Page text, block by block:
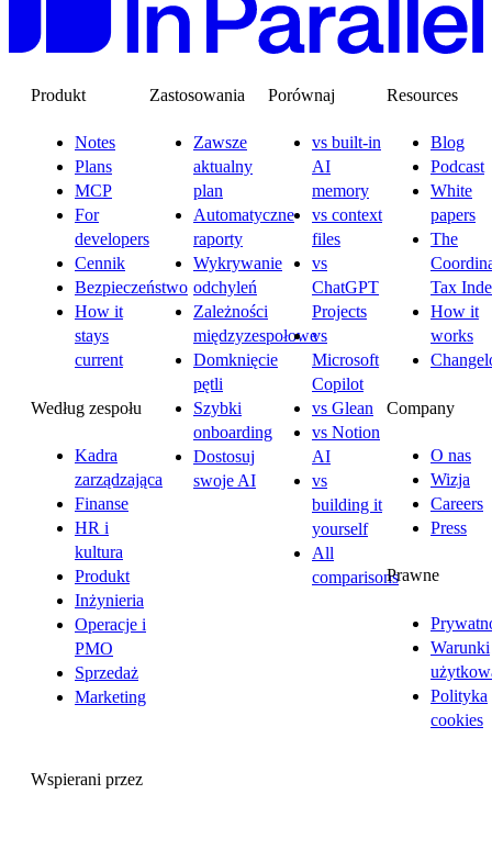
Produkt
Notes
Plans
MCP
For
developers
Cennik
Bezpieczeństwo
How it
stays
current
Według zespołu
Kadra
zarządzająca
Finanse
HR i
kultura
Produkt
Inżynieria
Operacje i
PMO
Sprzedaż
Marketing
Zastosowania
Zawsze
aktualny
plan
Automatyczne
raporty
Wykrywanie
odchyleń
Zależności
międzyzespołowe
Domknięcie
pętli
Szybki
onboarding
Dostosuj
swoje AI
Porównaj
vs built-in
AI
memory
vs context
files
vs
ChatGPT
Projects
vs
Microsoft
Copilot
vs Glean
vs Notion
AI
vs
building it
yourself
All
comparisons
Resources
Blog
Podcast
White
papers
The
Tax
How it
works
Company
O nas
Wizja
Careers
Press
Prawne
Warunki
Polityka
cookies
Wspierani przez